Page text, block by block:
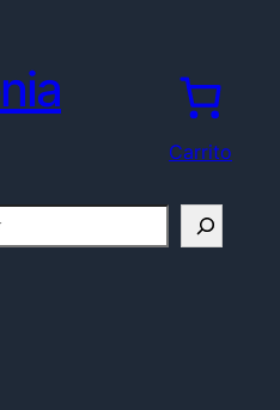
Carrito